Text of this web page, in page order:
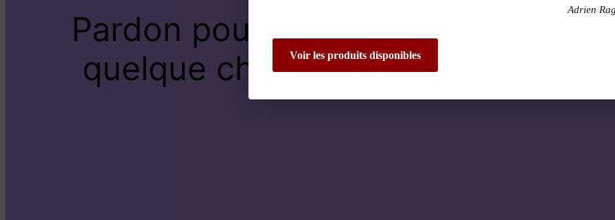
Pardon pour le dérangement !
quelque chose de fantastique –
Adrien
Voir les produits disponibles